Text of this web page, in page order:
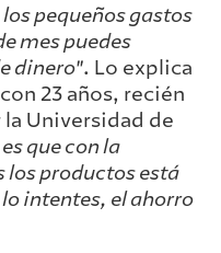
pequeños gastos
mes puedes
dinero”. Lo explica
23 años, recién
Universidad de
que con la
los productos está
intentes, el ahorro